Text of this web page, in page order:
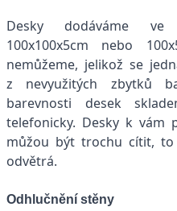
Desky dodáváme ve
100x100x5cm nebo
nemůžeme, jelikož se
z nevyužitých zbytků
barevnosti desek
telefonicky. Desky k
můžou být trochu cítit,
odvětrá.
Odhlučnění stěny